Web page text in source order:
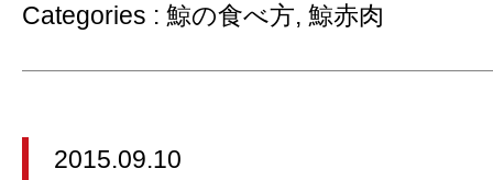
Categories : 鯨の食べ方, 鯨赤肉
2015.09.10